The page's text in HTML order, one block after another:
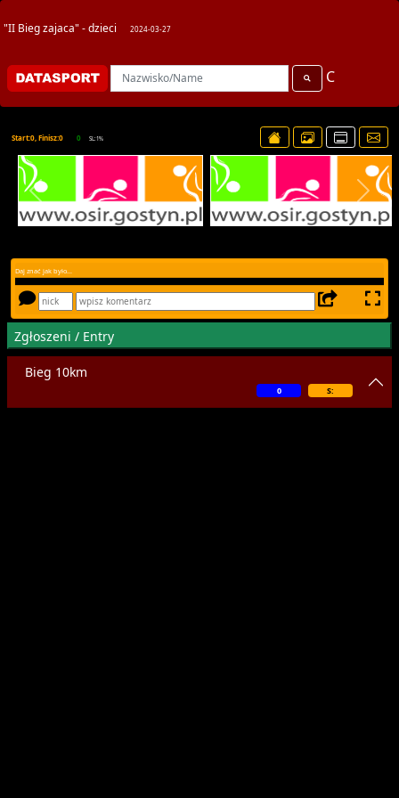
"II Bieg zajaca" - dzieci 2024-03-27
C
Start:0, Finisz:0 0 SL:1%
Daj znać jak było...
Zgłoszeni / Entry
Bieg 10km
S:
0